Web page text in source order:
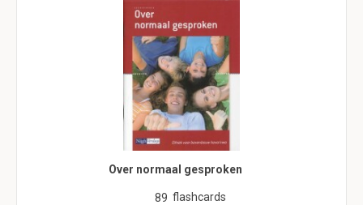
Over normaal gesproken
89 flashcards